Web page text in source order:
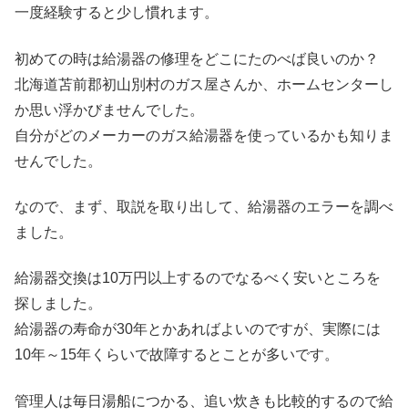
一度経験すると少し慣れます。
初めての時は給湯器の修理をどこにたのべば良いのか？
北海道苫前郡初山別村のガス屋さんか、ホームセンターし
か思い浮かびませんでした。
自分がどのメーカーのガス給湯器を使っているかも知りま
せんでした。
なので、まず、取説を取り出して、給湯器のエラーを調べ
ました。
給湯器交換は10万円以上するのでなるべく安いところを
探しました。
給湯器の寿命が30年とかあればよいのですが、実際には
10年～15年くらいで故障するとことが多いです。
管理人は毎日湯船につかる、追い炊きも比較的するので給